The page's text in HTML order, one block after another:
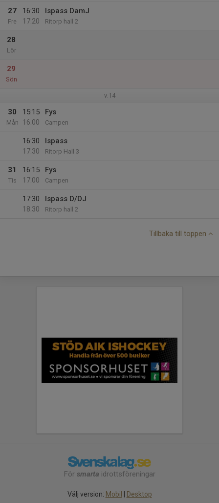
27
Fre
16:30
17:20
Ispass DamJ
Ritorp hall 2
28
Lör
29
Sön
v.14
30
Mån
15:15
16:00
Fys
Campen
16:30
17:30
Ispass
Ritorp Hall 3
31
Tis
16:15
17:00
Fys
Campen
17:30
18:30
Ispass D/DJ
Ritorp hall 2
Tillbaka till toppen
För smarta idrottsföreningar
Välj version: Mobil Desktop